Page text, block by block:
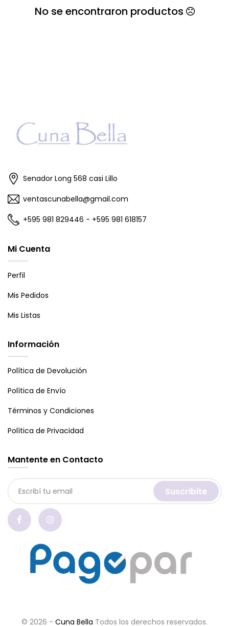
No se encontraron productos
Senador Long 568 casi Lillo
ventascunabella@gmail.com
+595 981 829446 - +595 981 618157
Mi Cuenta
Perfil
Mis Pedidos
Mis Listas
Información
Política de Devolución
Política de Envío
Términos y Condiciones
Política de Privacidad
Mantente en Contacto
Suscribite
© 2026 - Cuna Bella Todos los derechos reservados.